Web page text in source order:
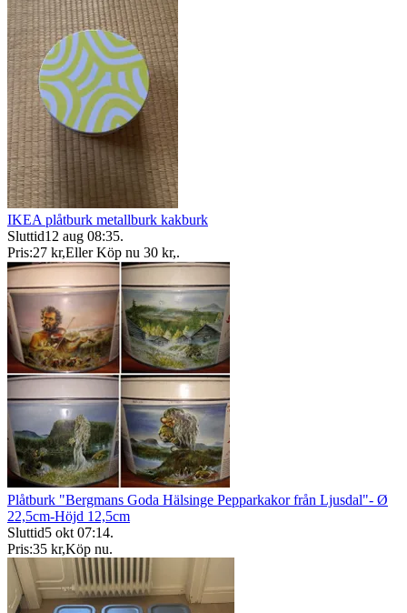
IKEA plåtburk metallburk kakburk
Sluttid12 aug 08:35.
Pris:27 kr,Eller Köp nu 30 kr,.
Plåtburk "Bergmans Goda Hälsinge Pepparkakor från Ljusdal"- Ø
22,5cm-Höjd 12,5cm
Sluttid5 okt 07:14.
Pris:35 kr,Köp nu.